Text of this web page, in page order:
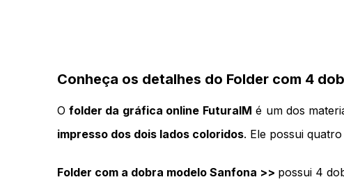
Conheça os detalhes do Folder com 4
O folder da gráfica online FuturaIM é um dos
impresso dos dois lados coloridos. Ele possui
Folder com a dobra modelo Sanfona >> possui 4